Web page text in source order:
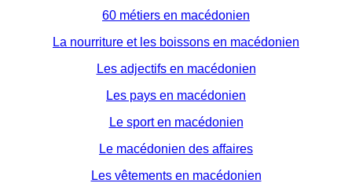
60 métiers en macédonien
La nourriture et les boissons en macédonien
Les adjectifs en macédonien
Les pays en macédonien
Le sport en macédonien
Le macédonien des affaires
Les vêtements en macédonien